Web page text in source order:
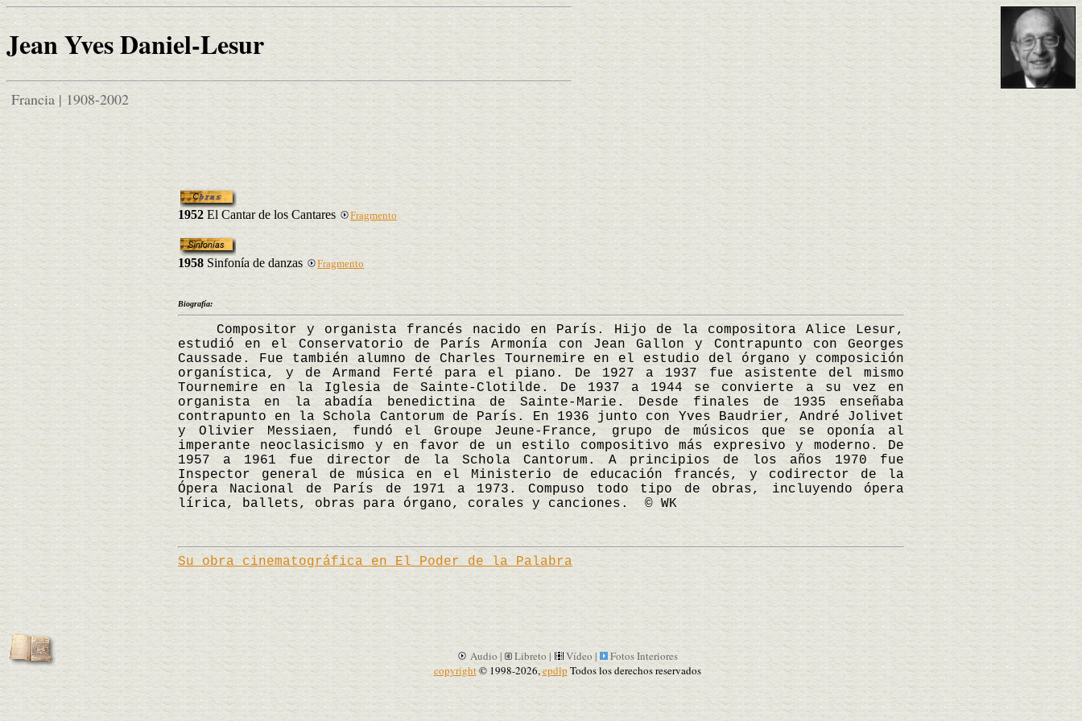
Jean Yves Daniel-Lesur
Francia | 1908-2002
1952 El Cantar de los Cantares Fragmento
1958 Sinfonía de danzas Fragmento
Biografía:
Compositor y organista francés nacido en París. Hijo de la compositora Alice Lesur,
estudió en el Conservatorio de París Armonía con Jean Gallon y Contrapunto con Georges
Caussade. Fue también alumno de Charles Tournemire en el estudio del órgano y composición
organística, y de Armand Ferté para el piano. De 1927 a 1937 fue asistente del mismo
Tournemire en la Iglesia de Sainte-Clotilde. De 1937 a 1944 se convierte a su vez en
organista en la abadía benedictina de Sainte-Marie. Desde finales de 1935 enseñaba
contrapunto en la Schola Cantorum de París. En 1936 junto con Yves Baudrier, André Jolivet
y Olivier Messiaen, fundó el Groupe Jeune-France, grupo de músicos que se oponía al
imperante neoclasicismo y en favor de un estilo compositivo más expresivo y moderno. De
1957 a 1961 fue director de la Schola Cantorum. A principios de los años 1970 fue
Inspector general de música en el Ministerio de educación francés, y codirector de la
Ópera Nacional de París de 1971 a 1973. Compuso todo tipo de obras, incluyendo ópera
lírica, ballets, obras para órgano, corales y canciones. © WK
Su obra cinematográfica en El Poder de la Palabra
Audio | Libreto | Vídeo |
Fotos Interiores
copyright© 1998-2026,epdlp Todos los derechos reservados